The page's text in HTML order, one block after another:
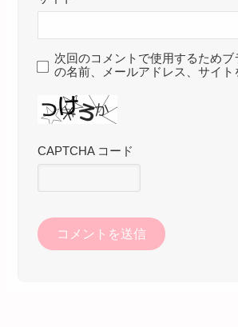
次回のコメントで使用するためブ
の名前、メールアドレス、サイト
CAPTCHA コード